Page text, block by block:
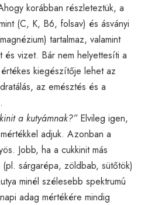
korábban részleteztük, a
(C, K, B6, folsav) és ásványi
tartalmaz, valamint
és vizet. Bár nem helyettesíti a
kiegészítője lehet az
az emésztés és a
a kutyámnak?”Elvileg igen,
adjuk. Azonban a
Jobb, ha a cukkinit más
sárgarépa, zöldbab, sütőtök)
minél szélesebb spektrumú
adag mértékére mindig